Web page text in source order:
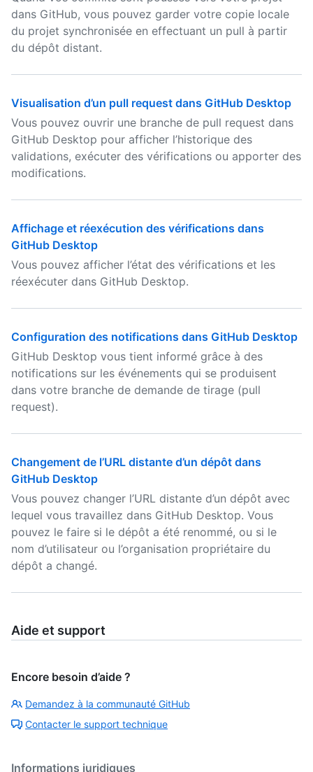
dans GitHub, vous pouvez garder votre copie locale
du projet synchronisée en effectuant un pull à partir
du dépôt distant.
Visualisation d’un pull request dans GitHub Desktop
Vous pouvez ouvrir une branche de pull request dans
GitHub Desktop pour afficher l’historique des
validations, exécuter des vérifications ou apporter des
modifications.
Affichage et réexécution des vérifications dans
GitHub Desktop
Vous pouvez afficher l’état des vérifications et les
réexécuter dans GitHub Desktop.
Configuration des notifications dans GitHub Desktop
GitHub Desktop vous tient informé grâce à des
notifications sur les événements qui se produisent
dans votre branche de demande de tirage (pull
request).
Changement de l’URL distante d’un dépôt dans
GitHub Desktop
Vous pouvez changer l’URL distante d’un dépôt avec
lequel vous travaillez dans GitHub Desktop. Vous
pouvez le faire si le dépôt a été renommé, ou si le
nom d’utilisateur ou l’organisation propriétaire du
dépôt a changé.
Aide et support
Encore besoin d’aide ?
Demandez à la communauté GitHub
Contacter le support technique
Informations juridiques